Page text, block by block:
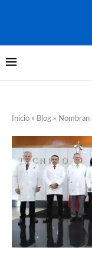
Inicio » Blog » Nombran